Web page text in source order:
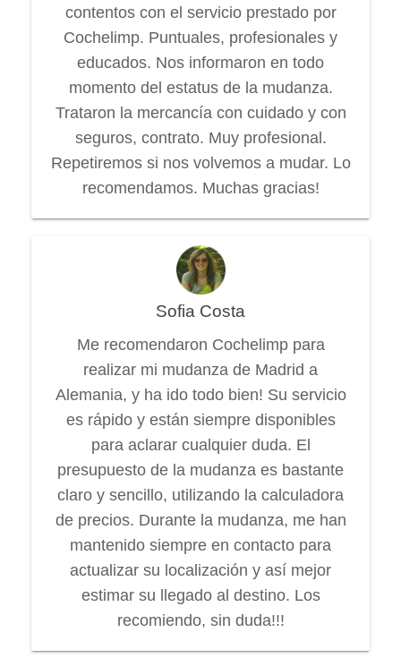
contentos con el servicio prestado por
Cochelimp. Puntuales, profesionales y
educados. Nos informaron en todo
momento del estatus de la mudanza.
Trataron la mercancía con cuidado y con
seguros, contrato. Muy profesional.
Repetiremos si nos volvemos a mudar. Lo
recomendamos. Muchas gracias!
Sofia Costa
Me recomendaron Cochelimp para
realizar mi mudanza de Madrid a
Alemania, y ha ido todo bien! Su servicio
es rápido y están siempre disponibles
para aclarar cualquier duda. El
presupuesto de la mudanza es bastante
claro y sencillo, utilizando la calculadora
de precios. Durante la mudanza, me han
mantenido siempre en contacto para
actualizar su localización y así mejor
estimar su llegado al destino. Los
recomiendo, sin duda!!!